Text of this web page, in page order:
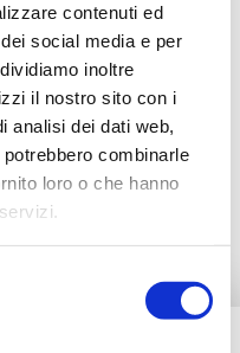
contenuti ed
social media e per
inoltre
il nostro sito con i
analisi dei dati web,
combinarle
loro o che hanno